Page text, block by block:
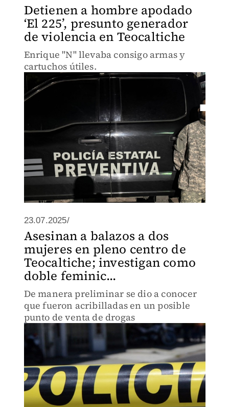
Detienen a hombre apodado
‘El 225’, presunto generador
de violencia en Teocaltiche
Enrique "N" llevaba consigo armas y
cartuchos útiles.
23.07.2025/
Asesinan a balazos a dos
mujeres en pleno centro de
Teocaltiche; investigan como
doble feminic...
De manera preliminar se dio a conocer
que fueron acribilladas en un posible
punto de venta de drogas